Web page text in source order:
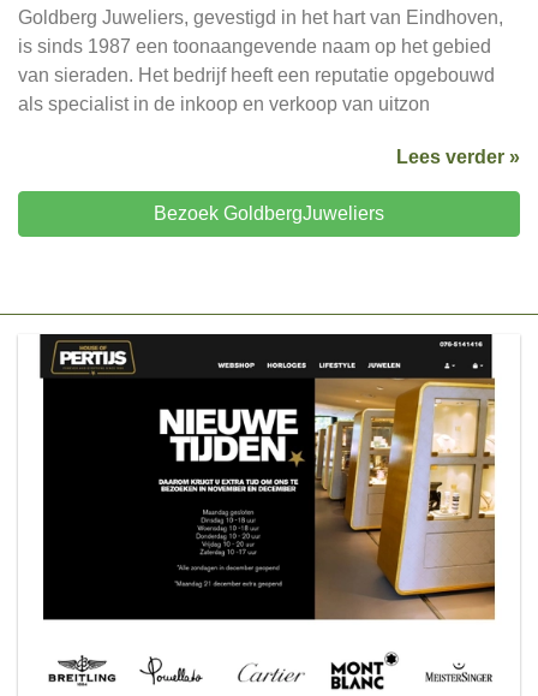
Goldberg Juweliers, gevestigd in het hart van Eindhoven,
is sinds 1987 een toonaangevende naam op het gebied
van sieraden. Het bedrijf heeft een reputatie opgebouwd
als specialist in de inkoop en verkoop van uitzon
Lees verder »
Bezoek GoldbergJuweliers